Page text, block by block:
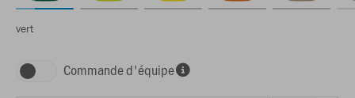
vert
Commande d'équipe